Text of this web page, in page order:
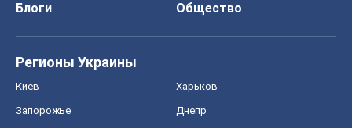
Блоги
Общество
Регионы Украины
Киев Харьков
Запорожье Днепр